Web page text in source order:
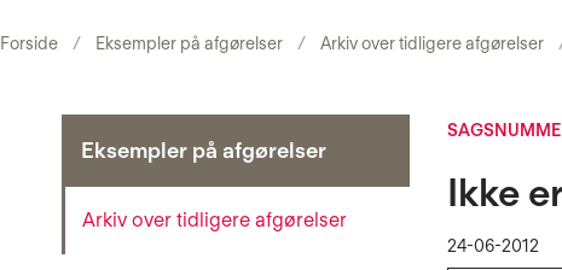
Forside Eksempler på afgørelser Arkiv over tidligere afgørelser
Eksempler på afgørelser
Arkiv over tidligere afgørelser
Ikke
24-06-2012